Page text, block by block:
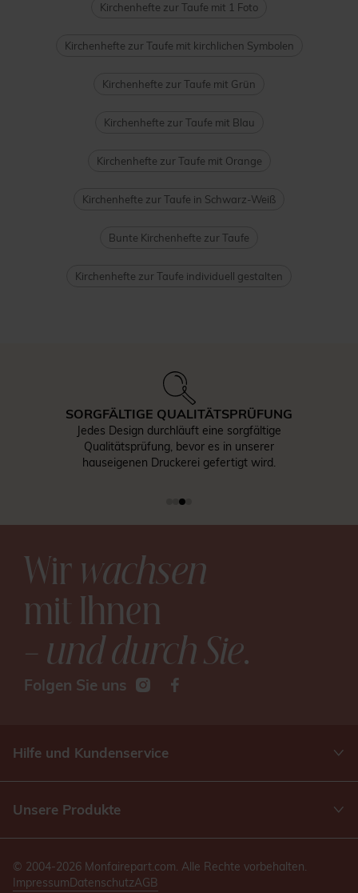
Kirchenhefte zur Taufe mit 1 Foto
Kirchenhefte zur Taufe mit kirchlichen Symbolen
Kirchenhefte zur Taufe mit Grün
Kirchenhefte zur Taufe mit Blau
Kirchenhefte zur Taufe mit Orange
Kirchenhefte zur Taufe in Schwarz-Weiß
Bunte Kirchenhefte zur Taufe
Kirchenhefte zur Taufe individuell gestalten
SORGFÄLTIGE QUALITÄTSPRÜFUNG
Jedes Design durchläuft eine sorgfältige
Qualitätsprüfung, bevor es in unserer
hauseigenen Druckerei gefertigt wird.
Wirwachsen
mit Ihnen
– und durch Sie.
Folgen Sie uns
Hilfe und Kundenservice
Unsere Produkte
© 2004-2026 Monfairepart.com. Alle Rechte vorbehalten.
ImpressumDatenschutzAGB